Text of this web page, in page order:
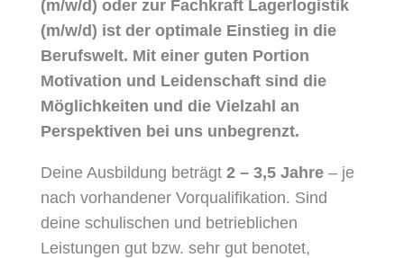
(m/w/d) oder zur Fachkraft Lagerlogistik
(m/w/d) ist der optimale Einstieg in die
Berufswelt. Mit einer guten Portion
Motivation und Leidenschaft sind die
Möglichkeiten und die Vielzahl an
Perspektiven bei uns unbegrenzt.
Deine Ausbildung beträgt 2 – 3,5 Jahre– je
nach vorhandener Vorqualifikation. Sind
deine schulischen und betrieblichen
Leistungen gut bzw. sehr gut benotet,